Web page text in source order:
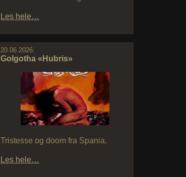
Les hele…
20.06.2026:
Golgotha «Hubris»
Tristesse og doom fra Spania.
Les hele…